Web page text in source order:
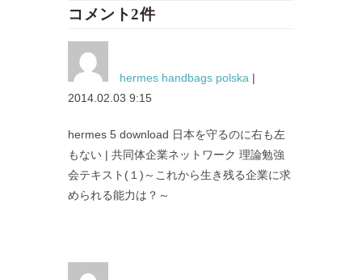
コメント2件
hermes handbags polska |
2014.02.03 9:15
hermes 5 download 日本を守るのに右も左
もない | 共同体企業ネットワーク 理論勉強
会テキスト(１)～これから生き残る企業に求
められる能力は？～